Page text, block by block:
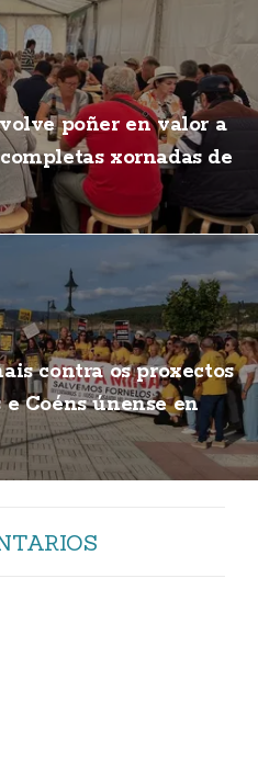
poñer en valor a
xornadas de
contra os proxectos
Coéns únense en